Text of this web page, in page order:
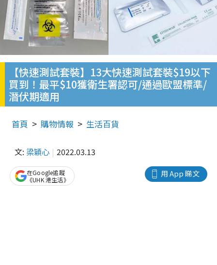
【快速測試套裝】13大快速測試套裝$19以下
買到！最平$10獲衛生署認可/通過歐盟標準/
潛伏期適用
首頁 購物情報 生活百貨
文: 梁穎心 2022.03.13
用 App 睇文
在Google追蹤
《UHK 港生活》